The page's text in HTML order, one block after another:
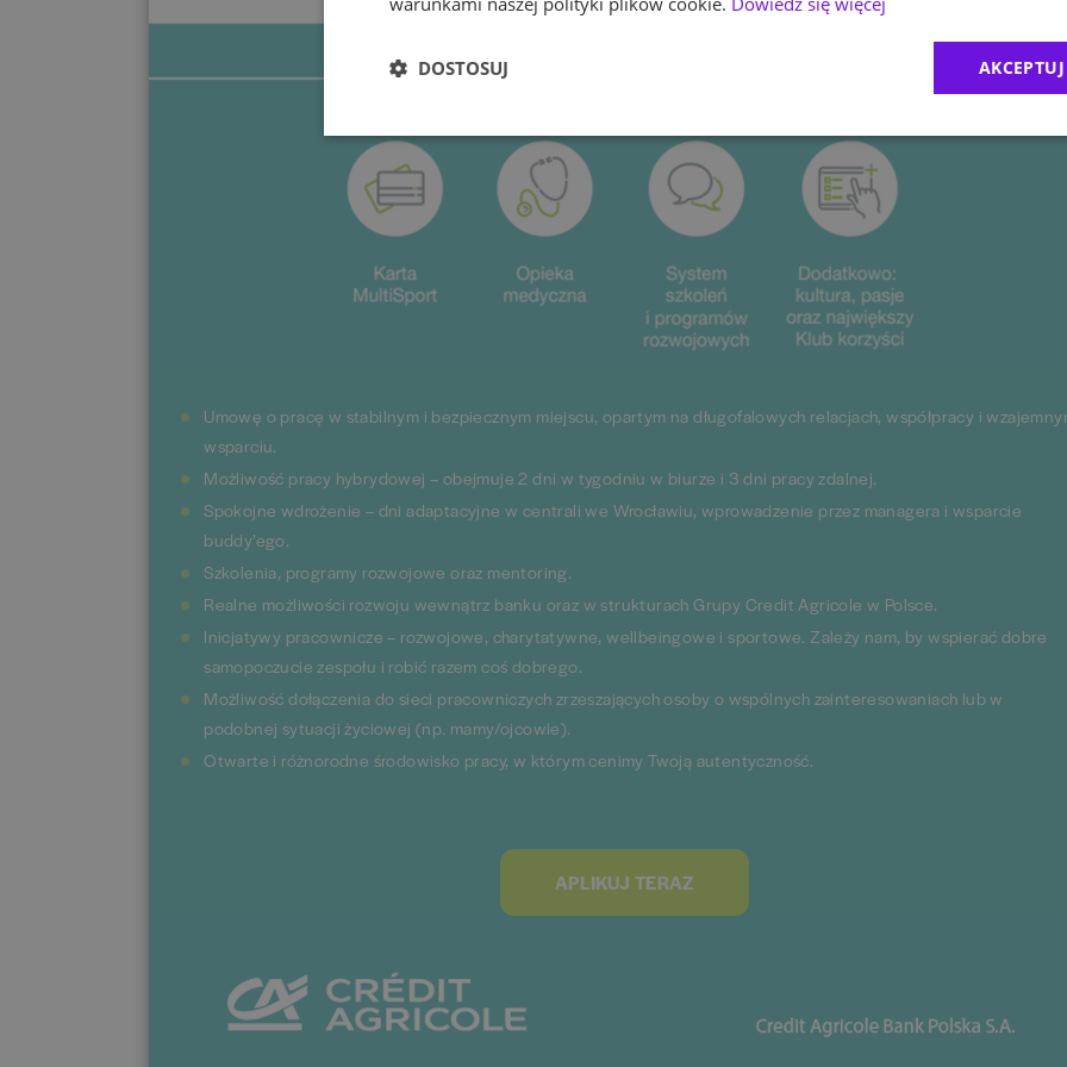
Umowę o pracę w stabilnym i bezpiecznym miejscu, opartym na długofalowych relacjach, współpracy i
wsparciu.
Możliwość pracy hybrydowej – obejmuje 2 dni w tygodniu w biurze i 3 dni pracy zdalnej.
Spokojne wdrożenie – dni adaptacyjne w centrali we Wrocławiu, wprowadzenie przez managera i wsparcie
buddy’ego.
Szkolenia, programy rozwojowe oraz mentoring.
Realne możliwości rozwoju wewnątrz banku oraz w strukturach Grupy Credit Agricole w Polsce.
Inicjatywy pracownicze – rozwojowe, charytatywne, wellbeingowe i sportowe. Zależy nam, by wspierać dobre
samopoczucie zespołu i robić razem coś dobrego.
Możliwość dołączenia do sieci pracowniczych zrzeszających osoby o wspólnych zainteresowaniach lub w
podobnej sytuacji życiowej (np. mamy/ojcowie).
Otwarte i różnorodne środowisko pracy, w którym cenimy Twoją autentyczność.
APLIKUJ TERAZ
DOSTOSUJ